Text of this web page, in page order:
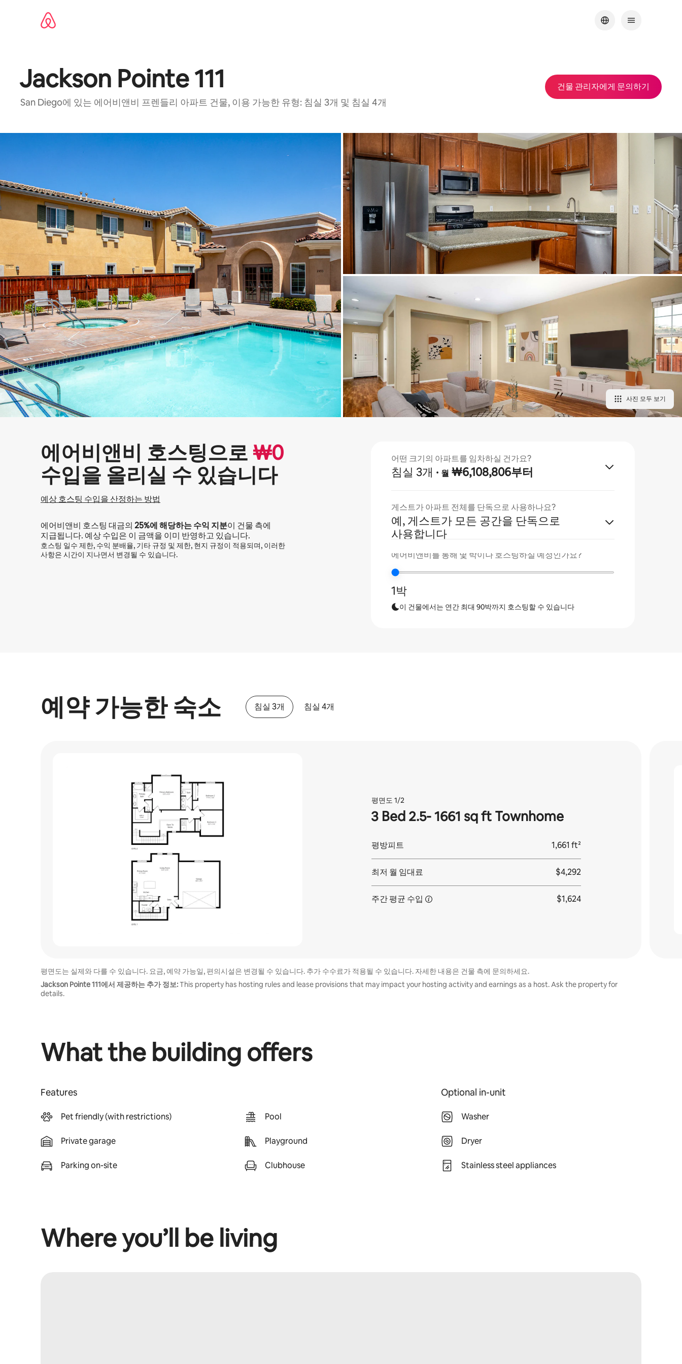
Jackson Pointe 111
San Diego에 있는 에어비앤비 프렌들리 아파트 건물, 이용 가능한 유형: 침실 3개 및 침실 4개
건물 관리자에게 문의하기
사진 모두 보기
에어비앤비 호스팅으로 ₩0
수입을 올리실 수 있습니다
예상 호스팅 수입을 산정하는 방법
에어비앤비 호스팅 대금의 25%에 해당하는 수익 지분이 건물 측에
지급됩니다. 예상 수입은 이 금액을 이미 반영하고 있습니다.
호스팅 일수 제한, 수익 분배율, 기타 규정 및 제한, 현지 규정이 적용되며, 이러한
사항은 시간이 지나면서 변경될 수 있습니다.
어떤 크기의 아파트를 임차하실 건가요?
침실 3개 · 월 ₩6,108,806부터
게스트가 아파트 전체를 단독으로 사용하나요?
예, 게스트가 모든 공간을 단독으로
사용합니다
에어비앤비를 통해 몇 박이나 호스팅하실 예정인가요?
1박
이 건물에서는 연간 최대 90박까지 호스팅할 수 있습니다
예약 가능한 숙소 침실 3개 침실 4개
평면도 1/2
3 Bed 2.5- 1661 sq ft Townhome
평방피트 1,661 ft²
최저 월 임대료 $4,292
주간 평균 수입 $1,624
평면도는 실제와 다를 수 있습니다. 요금, 예약 가능일, 편의시설은 변경될 수 있습니다. 추가 수수료가 적용될 수 있습니다. 자세한 내용은 건물 측에 문의하세요.
Jackson Pointe 111에서 제공하는 추가 정보:This property has hosting rules and lease provisions that may impact your hosting activity and earnings as a host. Ask the property for
details.
What the building offers
Features
Pet friendly (with restrictions)
Private garage
Parking on-site
Pool
Playground
Clubhouse
Optional in-unit
Washer
Dryer
Stainless steel appliances
Where you’ll be living